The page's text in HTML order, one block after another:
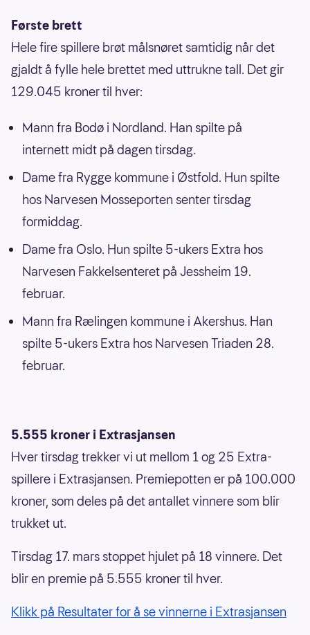
Første brett
Hele fire spillere brøt målsnøret samtidig når det
gjaldt å fylle hele brettet med uttrukne tall. Det gir
129.045 kroner til hver:
Mann fra Bodø i Nordland. Han spilte på
internett midt på dagen tirsdag.
Dame fra Rygge kommune i Østfold. Hun spilte
hos Narvesen Mosseporten senter tirsdag
formiddag.
Dame fra Oslo. Hun spilte 5-ukers Extra hos
Narvesen Fakkelsenteret på Jessheim 19.
februar.
Mann fra Rælingen kommune i Akershus. Han
spilte 5-ukers Extra hos Narvesen Triaden 28.
februar.
5.555 kroner i Extrasjansen
Hver tirsdag trekker vi ut mellom 1 og 25 Extra-
spillere i Extrasjansen. Premiepotten er på 100.000
kroner, som deles på det antallet vinnere som blir
trukket ut.
Tirsdag 17. mars stoppet hjulet på 18 vinnere. Det
blir en premie på 5.555 kroner til hver.
Klikk på Resultater for å se vinnerne i Extrasjansen